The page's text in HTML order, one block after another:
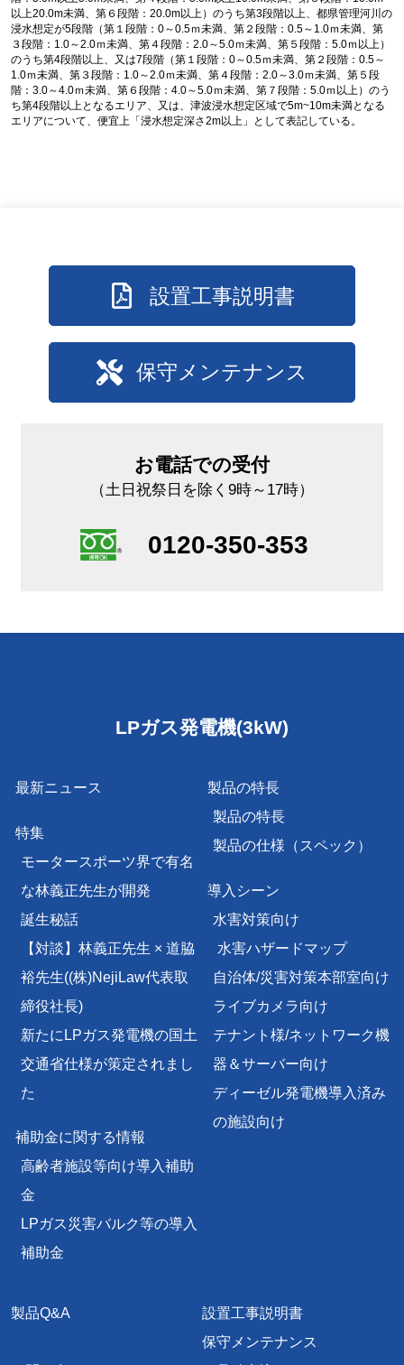
以上20.0m未満、第６段階：20.0m以上）のうち第3段階以上、都県管理河川の
浸水想定が5段階（第１段階：0～0.5ｍ未満、第２段階：0.5～1.0ｍ未満、第
３段階：1.0～2.0ｍ未満、第４段階：2.0～5.0ｍ未満、第５段階：5.0ｍ以上）
のうち第4段階以上、又は7段階（第１段階：0～0.5ｍ未満、第２段階：0.5～
1.0ｍ未満、第３段階：1.0～2.0ｍ未満、第４段階：2.0～3.0ｍ未満、第５段
階：3.0～4.0ｍ未満、第６段階：4.0～5.0ｍ未満、第７段階：5.0ｍ以上）のう
ち第4段階以上となるエリア、又は、津波浸水想定区域で5m~10m未満となる
エリアについて、便宜上「浸水想定深さ2m以上」として表記している。
設置工事説明書
保守メンテナンス
お電話での受付
（土日祝祭日を除く9時～17時）
0120-350-353
LPガス発電機(3kW)
最新ニュース
特集
モータースポーツ界で有名
な林義正先生が開発
誕生秘話
【対談】林義正先生 × 道脇
裕先生((株)NejiLaw代表取
締役社長)
新たにLPガス発電機の国土
交通省仕様が策定されまし
た
補助金に関する情報
高齢者施設等向け導入補助
金
LPガス災害バルク等の導入
補助金
製品の特長
製品の特長
製品の仕様（スペック）
導入シーン
水害対策向け
水害ハザードマップ
自治体/災害対策本部室向け
ライブカメラ向け
テナント様/ネットワーク機
器＆サーバー向け
ディーゼル発電機導入済み
の施設向け
製品Q&A
設置工事説明書
保守メンテナンス